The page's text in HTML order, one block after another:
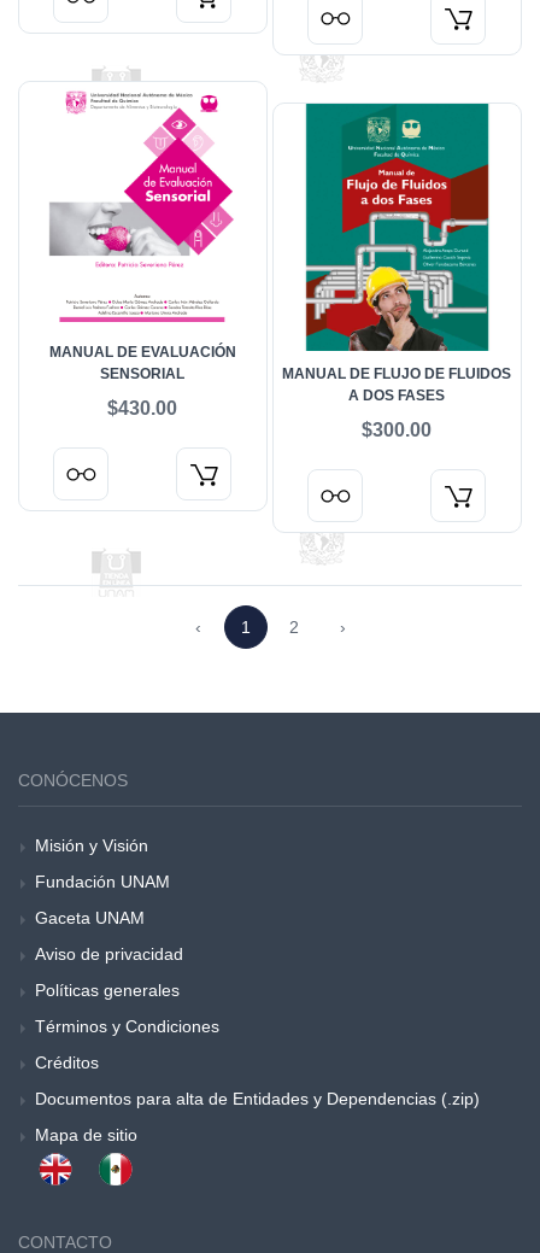
MANUAL DE EVALUACIÓN
SENSORIAL
$430.00
MANUAL DE FLUJO DE FLUIDOS
A DOS FASES
$300.00
‹ 1 2 ›
CONÓCENOS
Misión y Visión
Fundación UNAM
Gaceta UNAM
Aviso de privacidad
Políticas generales
Términos y Condiciones
Créditos
Documentos para alta de Entidades y Dependencias (.zip)
Mapa de sitio
CONTACTO